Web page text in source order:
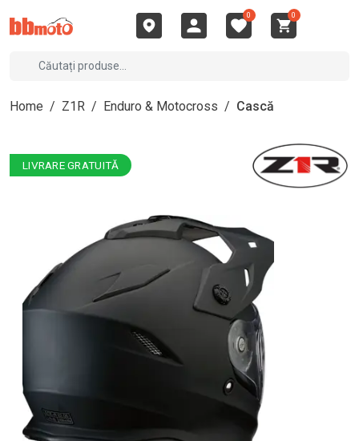
0 0
Home / Z1R / Enduro & Motocross / Cască
LIVRARE GRATUITĂ